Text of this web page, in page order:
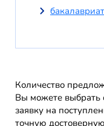
Количество
Вы можете выбрать
заявку на
точную